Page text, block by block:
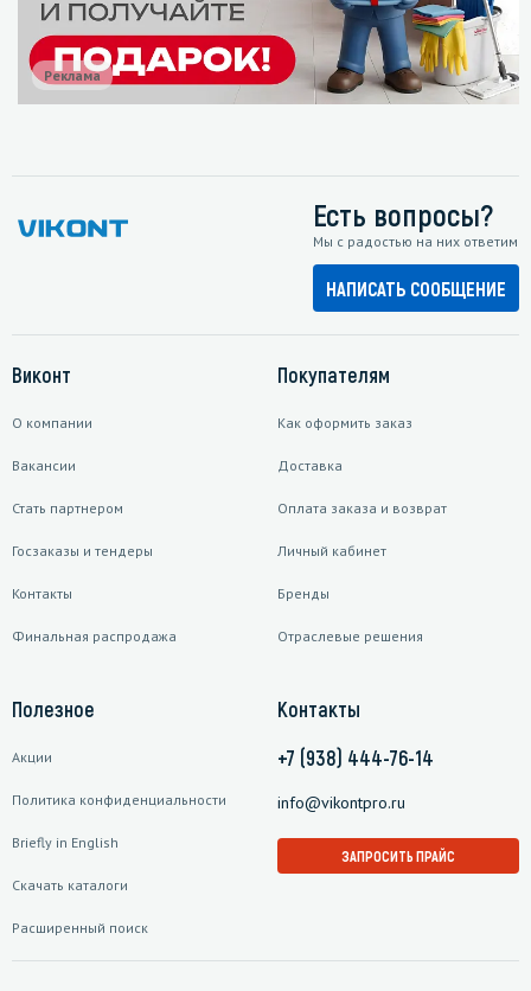
Реклама
Есть вопросы?
Мы с радостью на них ответим
НАПИСАТЬ СООБЩЕНИЕ
Виконт
О компании
Вакансии
Стать партнером
Госзаказы и тендеры
Контакты
Финальная распродажа
Покупателям
Как оформить заказ
Доставка
Оплата заказа и возврат
Личный кабинет
Бренды
Отраслевые решения
Полезное
Акции
Политика конфиденциальности
Briefly in English
Скачать каталоги
Расширенный поиск
Контакты
+7 (938) 444-76-14
info@vikontpro.ru
ЗАПРОСИТЬ ПРАЙС